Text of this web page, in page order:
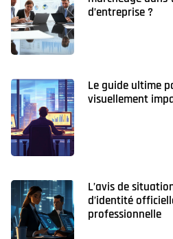
d’entreprise ?
Le guide ultime
visuellement
L’avis de
d’identité
professionnelle